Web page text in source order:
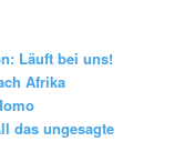
Läuft bei uns!
Afrika
das ungesagte